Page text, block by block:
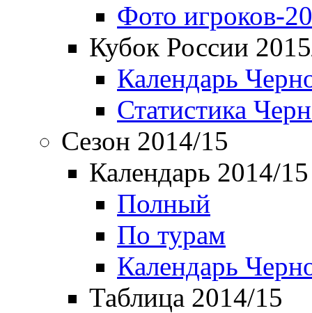
Фото игроков-
Кубок России
Календарь
Статистика
Сезон 2014/15
Календарь 2014/15
Полный
По турам
Календарь
Таблица 2014/15